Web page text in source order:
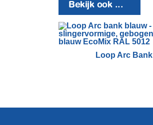
Bekijk ook ...
Loop Arc Bank